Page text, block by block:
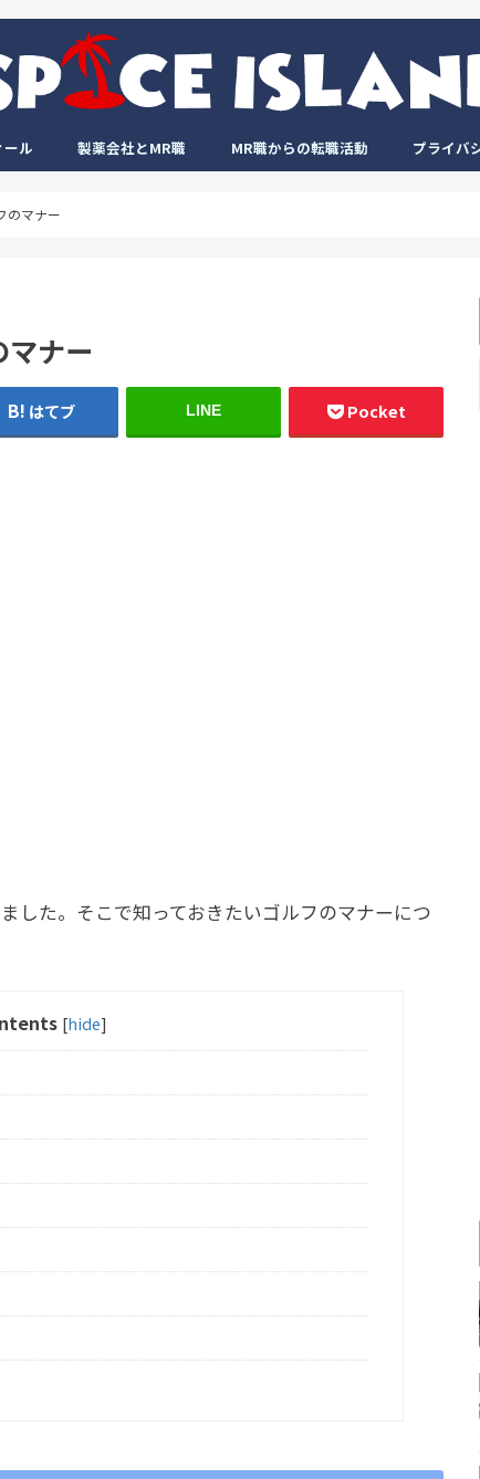
ル 製薬会社とMR職 MR職からの転職活動 プライバ
のマナー
マナー
はてブ LINE Pocket
した。そこで知っておきたいゴルフのマナーにつ
[hide]